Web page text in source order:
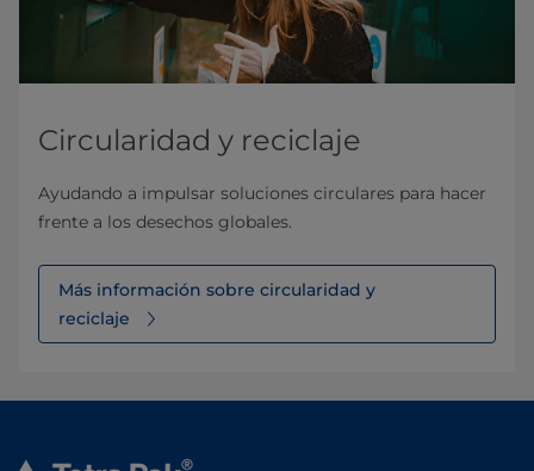
Circularidad y reciclaje
Ayudando a impulsar soluciones circulares para hacer
frente a los desechos globales.
Más información sobre circularidad y
reciclaje